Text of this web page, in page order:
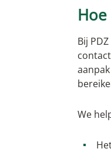
Bij
We